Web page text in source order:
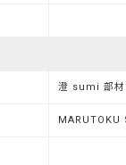
澄 sumi 部材